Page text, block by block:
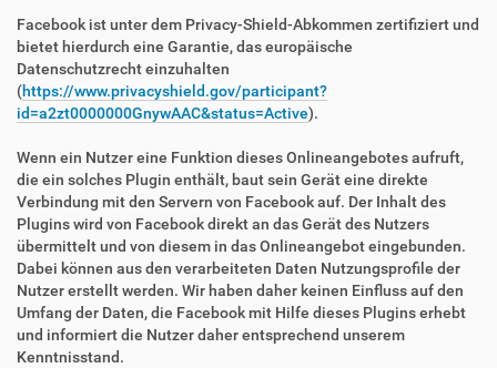
Facebook ist unter dem Privacy-Shield-Abkommen zertifiziert und
bietet hierdurch eine Garantie, das europäische
Datenschutzrecht einzuhalten
(https://www.privacyshield.gov/participant?
id=a2zt0000000GnywAAC&status=Active).
Wenn ein Nutzer eine Funktion dieses Onlineangebotes aufruft,
die ein solches Plugin enthält, baut sein Gerät eine direkte
Verbindung mit den Servern von Facebook auf. Der Inhalt des
Plugins wird von Facebook direkt an das Gerät des Nutzers
übermittelt und von diesem in das Onlineangebot eingebunden.
Dabei können aus den verarbeiteten Daten Nutzungsprofile der
Nutzer erstellt werden. Wir haben daher keinen Einfluss auf den
Umfang der Daten, die Facebook mit Hilfe dieses Plugins erhebt
und informiert die Nutzer daher entsprechend unserem
Kenntnisstand.